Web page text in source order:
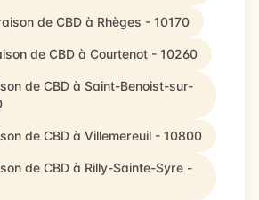
de CBD à Rhèges - 10170
de CBD à Courtenot - 10260
de CBD à Saint-Benoist-sur-
de CBD à Villemereuil - 10800
de CBD à Rilly-Sainte-Syre -